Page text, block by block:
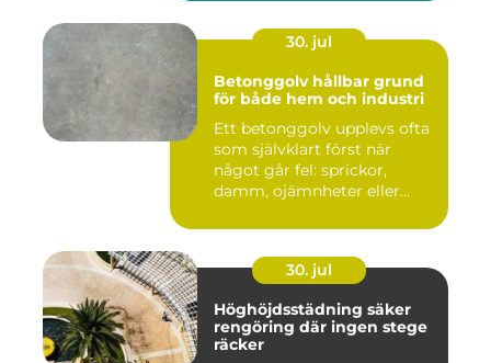
30. jul
Betonggolv hållbar grund
för både hem och industri
Ett betonggolv upplevs ofta
som självklart först när
något går fel: sprickor,
damm, ojämnheter eller...
30. jul
Höghöjdsstädning säker
rengöring där ingen stege
räcker